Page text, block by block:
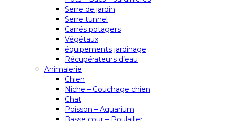
Serre de jardin
Serre tunnel
Carrés potagers
Végétaux
équipements jardinage
Récupérateurs d’eau
Animalerie
Chien
Niche – Couchage chien
Chat
Poisson – Aquarium